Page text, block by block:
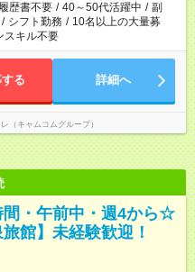
履歴書不要 / 40～50代活躍中 / 副
/ シフト勤務 / 10名以上の大量募
スキル不要
る 詳細へ
（キャムコムグループ）
間・午前中・週4から☆
館】未経験歓迎！